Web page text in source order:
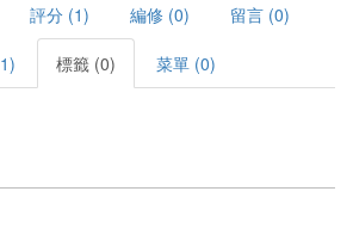
評分 (1) 編修 (0) 留言 (0)
標籤 (0) 菜單 (0)